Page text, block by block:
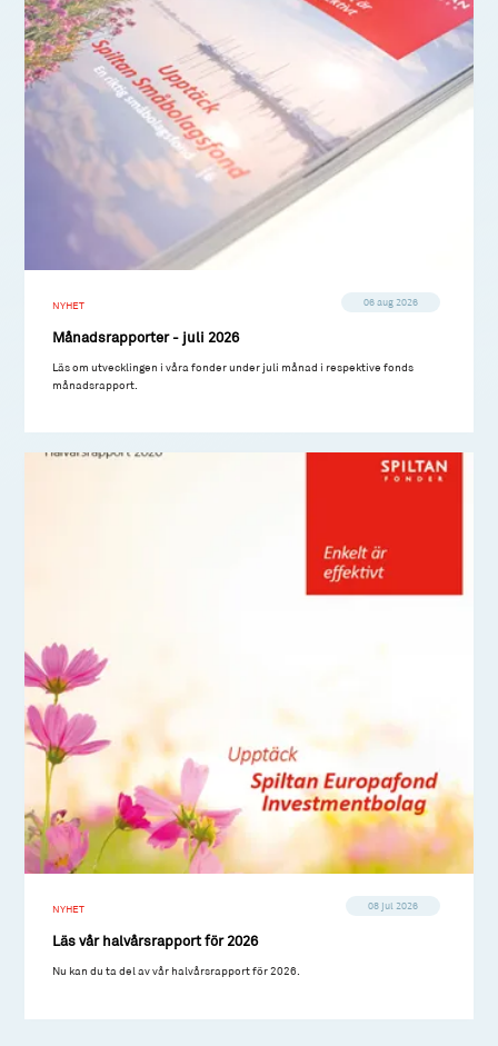
NYHET 06 aug 2026
Månadsrapporter - juli 2026
Läs om utvecklingen i våra fonder under juli månad i respektive fonds
månadsrapport.
NYHET 08 jul 2026
Läs vår halvårsrapport för 2026
Nu kan du ta del av vår halvårsrapport för 2026.